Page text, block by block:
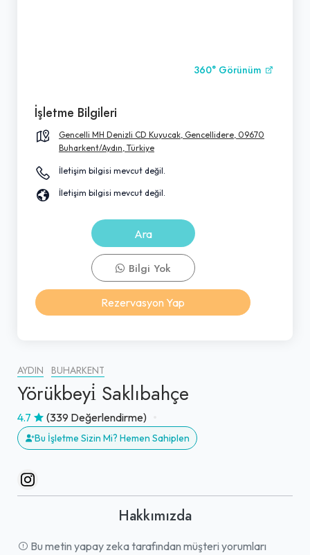
AYDIN BUHARKENT
Yörükbeyi̇ Saklıbahçe
4.7 (339 Değerlendirme)
Bu İşletme Sizin Mi? Hemen Sahiplen
Hakkımızda
Bu metin yapay zeka tarafından müşteri yorumları
360° Görünüm
İşletme Bilgileri
Gencelli MH Denizli CD Kuyucak, Gencellidere, 09670
Buharkent/Aydın, Türkiye
İletişim bilgisi mevcut değil.
İletişim bilgisi mevcut değil.
Ara
Bilgi Yok
Rezervasyon Yap